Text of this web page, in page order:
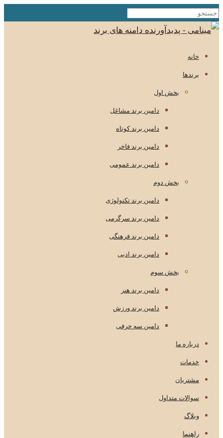
خانه
برندها
بخش اول
دامین برند مشاغل
دامین برند کوتاه
دامین برند فاخر
دامین برند عمومی
بخش دوم
دامین برند تکنولوژی
دامین برند سرگرمی
دامین برند فرهنگی
دامین برند ادبی
بخش سوم
دامین برند هنر
دامین برند ورزش
دامین سه حرفی
درباره ما
خدمات
مشتریان
سوالات متداول
وبلاگ
راهنما